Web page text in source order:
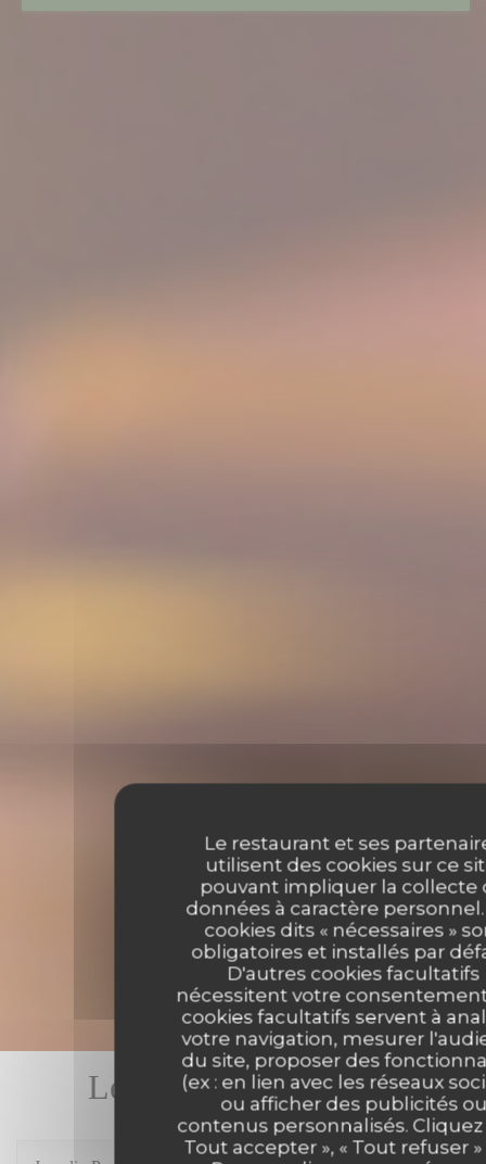
Le restaurant et ses
utilisent des cookies sur ce
pouvant impliquer la collecte
données à caractère personnel.
cookies dits « nécessaires »
obligatoires et installés par
D'autres cookies facultatifs
nécessitent votre
cookies facultatifs servent à
votre navigation, mesurer
du site, proposer des
(ex : en lien avec les réseaux
ou afficher des publicités ou
contenus personnalisés. Cliquez
Tout accepter », « Tout refuser »
Les avis de nos clients